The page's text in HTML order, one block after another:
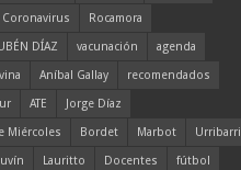
Coronavirus
Rocamora
DÍAZ
vacunación
agenda
Aníbal Gallay
recomendados
ATE
Jorge Díaz
Miércoles
Bordet Marbot
Urribarri
Lauritto Docentes
fútbol